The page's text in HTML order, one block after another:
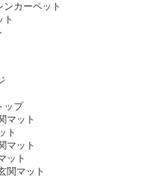
ンカーペット
ト
ップ
マット
ト
マット
ット
関マット